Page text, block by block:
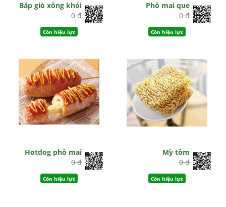
Bắp giò xông khói
0 đ
Còn hiệu lực
Phô mai que
0 đ
Còn hiệu lực
Hotdog phô mai
0 đ
Còn hiệu lực
Mỳ tôm
0 đ
Còn hiệu lực